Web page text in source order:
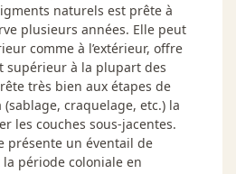
naturels est prête à
plusieurs années. Elle peut
comme à l’extérieur, offre
supérieur à la plupart des
très bien aux étapes de
(sablage, craquelage, etc.) la
les couches sous-jacentes.
présente un éventail de
période coloniale en